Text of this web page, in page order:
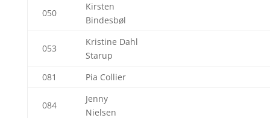
050
Kirsten
Bindesbøl
053
Kristine Dahl
Starup
081
Pia Collier
084
Jenny
Nielsen